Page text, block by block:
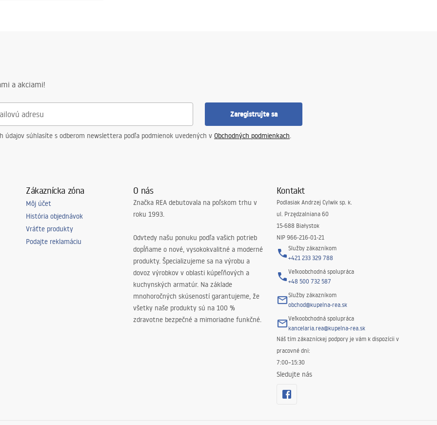
a akciami!
Zaregistrujte sa
údajov súhlasíte s odberom newslettera podľa podmienok uvedených v Obchodných podmienkach.
Zákaznícka zóna
Môj účet
História objednávok
Vráťte produkty
Podajte reklamáciu
O nás
Značka REA debutovala na poľskom trhu v
roku 1993.
Odvtedy našu ponuku podľa vašich potrieb
dopĺňame o nové, vysokokvalitné a moderné
produkty. Špecializujeme sa na výrobu a
dovoz výrobkov v oblasti kúpeľňových a
kuchynských armatúr. Na základe
mnohoročných skúseností garantujeme, že
všetky naše produkty sú na 100 %
zdravotne bezpečné a mimoriadne funkčné.
Kontakt
Podlasiak Andrzej Cylwik sp. k.
ul. Przędzalniana 60
15-688 Białystok
NIP 966-216-01-21
Služby zákazníkom
+421 233 329 788
Veľkoobchodná spolupráca
+48 500 732 587
Služby zákazníkom
obchod@kupelna-rea.sk
Veľkoobchodná spolupráca
kancelaria.rea@kupelna-rea.sk
Náš tím zákazníckej podpory je vám k dispozícii v
pracovné dni:
7:00–15:30
Sledujte nás